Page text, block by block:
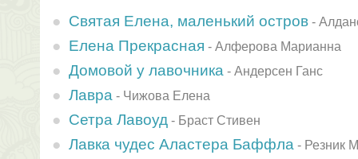
Святая Елена, маленький остров -
Елена Прекрасная - Алферова Марианна
Домовой у лавочника - Андерсен Ганс
Лавра - Чижова Елена
Сетра Лавоуд - Браст Стивен
Лавка чудес Аластера Баффла - Резник